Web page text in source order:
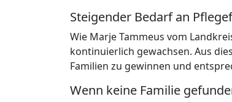
Steigender Bedarf an
Wie Marje Tammeus vom
kontinuierlich gewachsen. Aus
Familien zu gewinnen und
Wenn keine Familie